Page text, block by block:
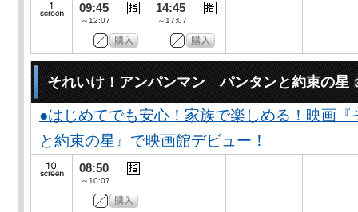
09:45
～12:07
14:45
～17:07
それいけ！アンパンマン パンタンと約束の星
●はじめてでも安心！家族で楽しめる！映画
と約束の星』で映画館デビュー！
08:50
～10:07